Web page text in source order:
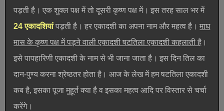
पड़ती है। एक शुक्ल पक्ष में तो दूसरी कृष्ण पक्ष में। इस तरह साल भर में
24 एकादशियांपड़ती है। हर एकादशी का अपना नाम और महत्व है।माघ
मास के कृष्ण पक्ष में पड़ने वाली एकादशी षटतिला एकादशी कहलाती है ।
इसे पापहारिणी एकादशी के नाम से भी जाना जाता है। इस दिन तिल का
दान-पुण्य करना श्रेष्ठतर होता है। आज के लेख में हम षटतिला एकादशी
कब है, इसका पूजा मुहूर्त क्या है व इसका महत्व आदि पर विस्तार से चर्चा
करेंगे।